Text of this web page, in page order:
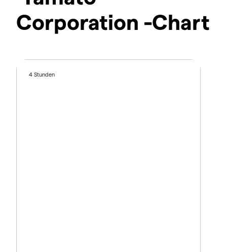
Corporation -Chart
4 Stunden